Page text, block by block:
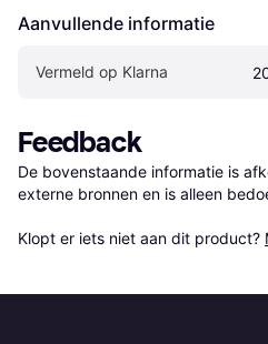
Aanvullende informatie
Vermeld op Klarna
Feedback
De bovenstaande informatie is
externe bronnen en is alleen
Klopt er iets niet aan dit product?